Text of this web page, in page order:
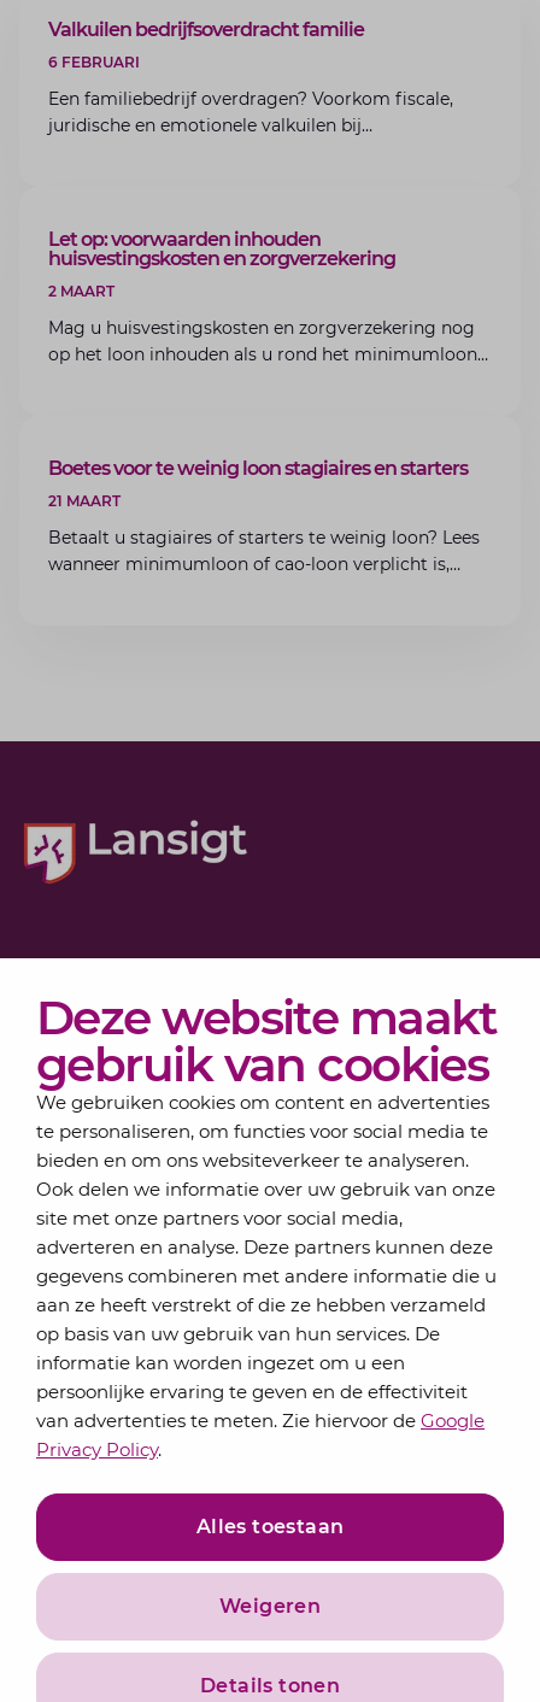
Deze website maakt
gebruik van cookies
We gebruiken cookies om content en advertenties
te personaliseren, om functies voor social media te
bieden en om ons websiteverkeer te analyseren.
Ook delen we informatie over uw gebruik van onze
site met onze partners voor social media,
adverteren en analyse. Deze partners kunnen deze
gegevens combineren met andere informatie die u
aan ze heeft verstrekt of die ze hebben verzameld
op basis van uw gebruik van hun services. De
informatie kan worden ingezet om u een
persoonlijke ervaring te geven en de effectiviteit
van advertenties te meten. Zie hiervoor de Google
Privacy Policy.
Alles toestaan
Weigeren
Details tonen
ARTIKEL
Valkuilen bedrijfsoverdracht familie
6 FEBRUARI
Een familiebedrijf overdragen? Voorkom fiscale,
juridische en emotionele valkuilen bij
ARTIKEL
Let op: voorwaarden inhouden
huisvestingskosten en zorgverzekering
2 MAART
Mag u huisvestingskosten en zorgverzekering nog
op het loon inhouden als u rond het minimumloon
ARTIKEL
Boetes voor te weinig loon stagiaires en starters
21 MAART
Betaalt u stagiaires of starters te weinig loon? Lees
wanneer minimumloon of cao-loon verplicht is,
Actueel
Over Lansigt
Contact
Schrijf je in voor onze nieuwsbrief
Elke maand bundelen de adviseurs van Lansigt in
de eSigt het nieuws.
Jouw emailadres
Inschrijven
PrivacyverklaringAlgemene voorwaarden